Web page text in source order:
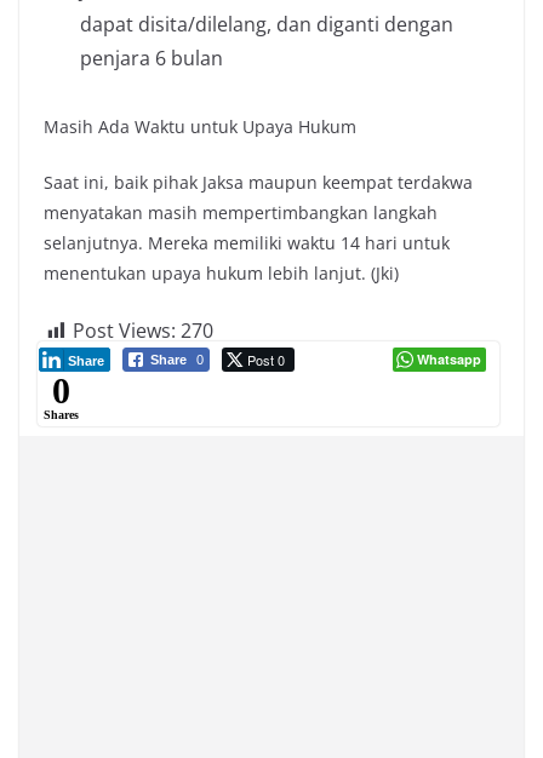
dapat disita/dilelang, dan diganti dengan
penjara 6 bulan
Masih Ada Waktu untuk Upaya Hukum
Saat ini, baik pihak Jaksa maupun keempat terdakwa
menyatakan masih mempertimbangkan langkah
selanjutnya. Mereka memiliki waktu 14 hari untuk
menentukan upaya hukum lebih lanjut. (Jki)
Post Views: 270
Share 0 Post 0
Share Whatsapp
0
Shares